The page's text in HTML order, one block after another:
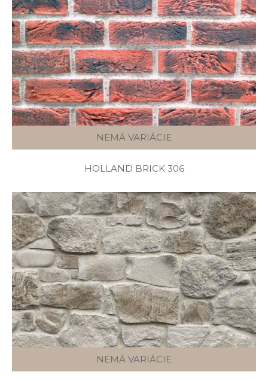
NEMÁ VARIÁCIE
HOLLAND BRICK 306
NEMÁ VARIÁCIE